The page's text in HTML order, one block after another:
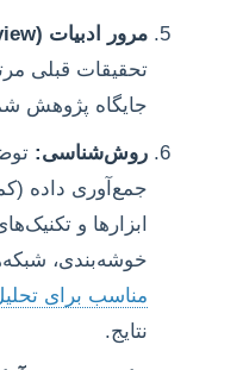
مرور ادبیات (Literature Review):
تحقیقات قبلی
جایگاه پژوهش
روش‌شناسی:
جمع‌آوری داده
ابزارها و
خوشه‌بندی،
مناسب برای
نتایج.